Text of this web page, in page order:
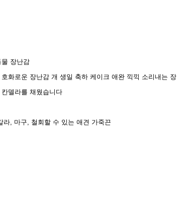
장난감
화로운 장난감 개 생일 축하 케이크 애완 끽끽 소리내는 장
칸델라를 채웠습니다
라, 마구, 철회할 수 있는 애견 가죽끈